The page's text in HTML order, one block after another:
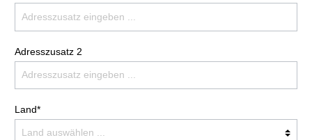
Adresszusatz 2
Land*